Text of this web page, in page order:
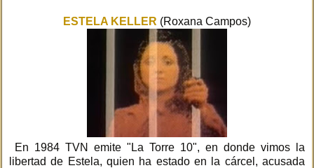
ESTELA KELLER (Roxana Campos)
En 1984 TVN emite "La Torre 10", en donde vimos la
libertad de Estela, quien ha estado en la cárcel, acusada